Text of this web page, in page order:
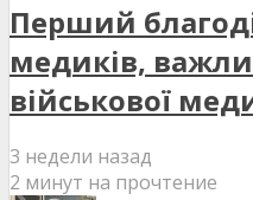
Перший
медиків,
військової
3 недели назад
2 минут на прочтение